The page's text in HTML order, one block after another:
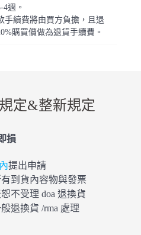
週。
手續費將由買方負擔，且退
購買價做為退貨手續費。
定&整新規定
損
提出申請
到貨內容物與發票
不受理 doa 退換貨
退換貨 /rma 處理